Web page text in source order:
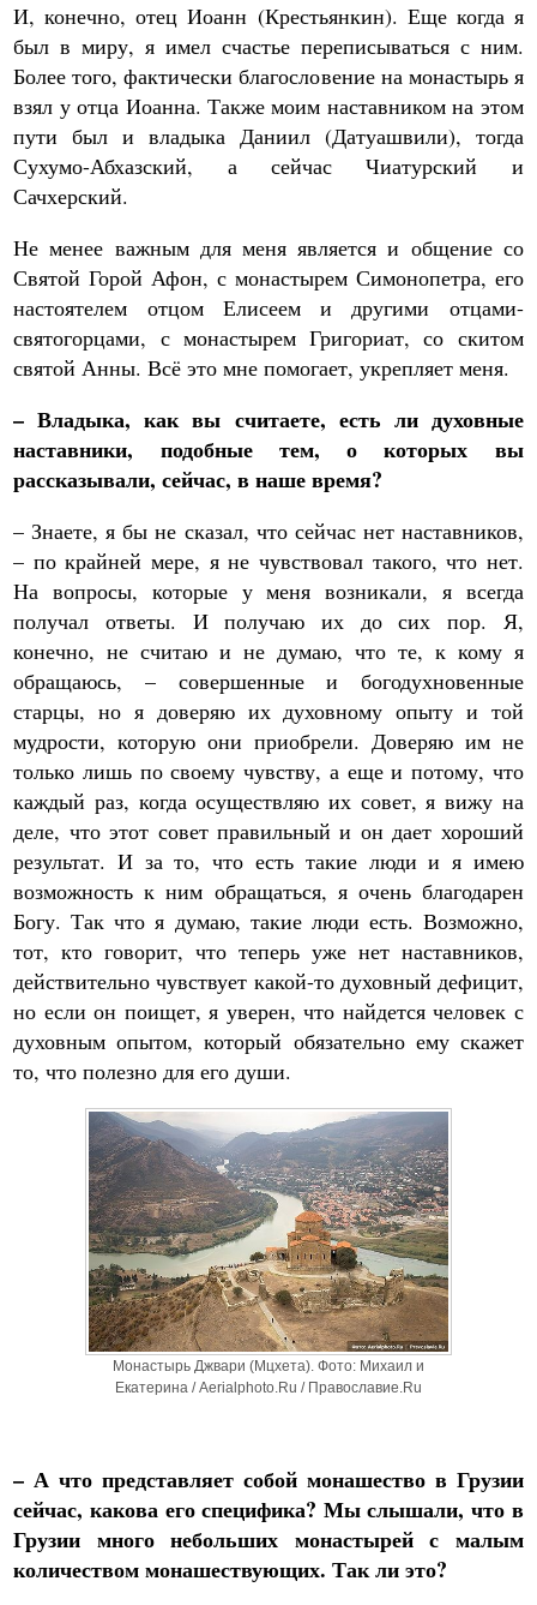
И, конечно, отец Иоанн (Крестьянкин). Еще когда я
был в миру, я имел счастье переписываться с ним.
Более того, фактически благословение на монастырь я
взял у отца Иоанна. Также моим наставником на этом
пути был и владыка Даниил (Датуашвили), тогда
Сухумо-Абхазский, а сейчас Чиатурский и
Сачхерский.
Не менее важным для меня является и общение со
Святой Горой Афон, с монастырем Симонопетра, его
настоятелем отцом Елисеем и другими отцами-
святогорцами, с монастырем Григориат, со скитом
святой Анны. Всё это мне помогает, укрепляет меня.
– Владыка, как вы считаете, есть ли духовные
наставники, подобные тем, о которых вы
рассказывали, сейчас, в наше время?
– Знаете, я бы не сказал, что сейчас нет наставников,
– по крайней мере, я не чувствовал такого, что нет.
На вопросы, которые у меня возникали, я всегда
получал ответы. И получаю их до сих пор. Я,
конечно, не считаю и не думаю, что те, к кому я
обращаюсь, – совершенные и богодухновенные
старцы, но я доверяю их духовному опыту и той
мудрости, которую они приобрели. Доверяю им не
только лишь по своему чувству, а еще и потому, что
каждый раз, когда осуществляю их совет, я вижу на
деле, что этот совет правильный и он дает хороший
результат. И за то, что есть такие люди и я имею
возможность к ним обращаться, я очень благодарен
Богу. Так что я думаю, такие люди есть. Возможно,
тот, кто говорит, что теперь уже нет наставников,
действительно чувствует какой-то духовный дефицит,
но если он поищет, я уверен, что найдется человек с
духовным опытом, который обязательно ему скажет
то, что полезно для его души.
Монастырь Джвари (Мцхета). Фото: Михаил и
Екатерина / Aerialphoto.Ru / Православие.Ru
– А что представляет собой монашество в Грузии
сейчас, какова его специфика? Мы слышали, что в
Грузии много небольших монастырей с малым
количеством монашествующих. Так ли это?